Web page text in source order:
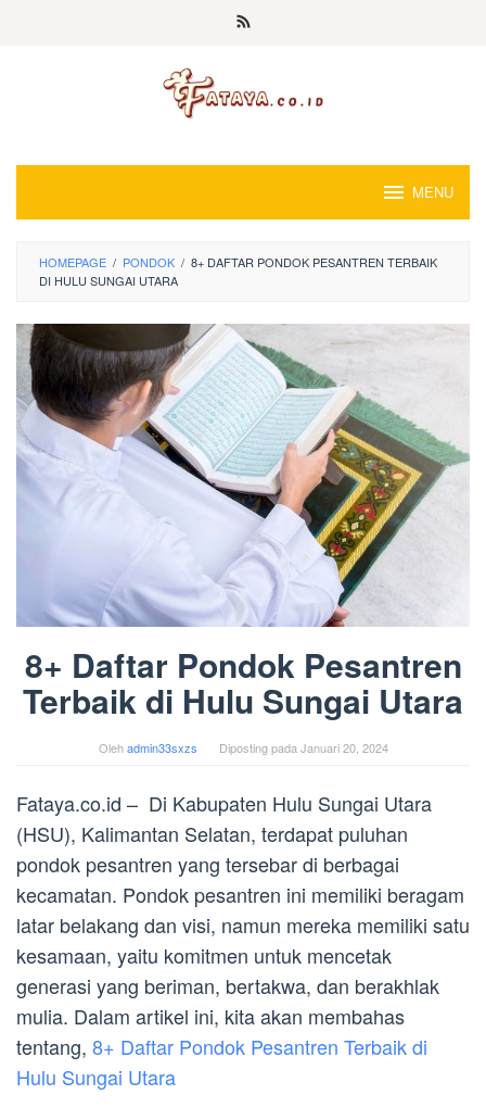
MENU
HOMEPAGE / PONDOK / 8+ DAFTAR PONDOK PESANTREN TERBAIK
DI HULU SUNGAI UTARA
8+ Daftar Pondok Pesantren
Terbaik di Hulu Sungai Utara
Olehadmin33sxzs Diposting pada Januari 20, 2024
Fataya.co.id – Di Kabupaten Hulu Sungai Utara
(HSU), Kalimantan Selatan, terdapat puluhan
pondok pesantren yang tersebar di berbagai
kecamatan. Pondok pesantren ini memiliki beragam
latar belakang dan visi, namun mereka memiliki satu
kesamaan, yaitu komitmen untuk mencetak
generasi yang beriman, bertakwa, dan berakhlak
mulia. Dalam artikel ini, kita akan membahas
tentang, 8+ Daftar Pondok Pesantren Terbaik di
Hulu Sungai Utara